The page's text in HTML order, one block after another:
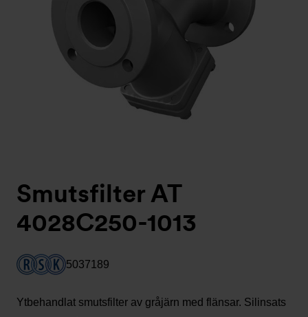
Smutsfilter AT
4028C250-1013
5037189
Ytbehandlat smutsfilter av gråjärn med flänsar. Silinsats